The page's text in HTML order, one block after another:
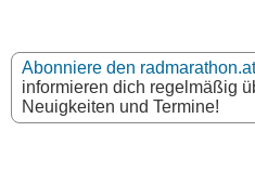
Abonniere den
informieren dich regelmäßig
Neuigkeiten und Termine!